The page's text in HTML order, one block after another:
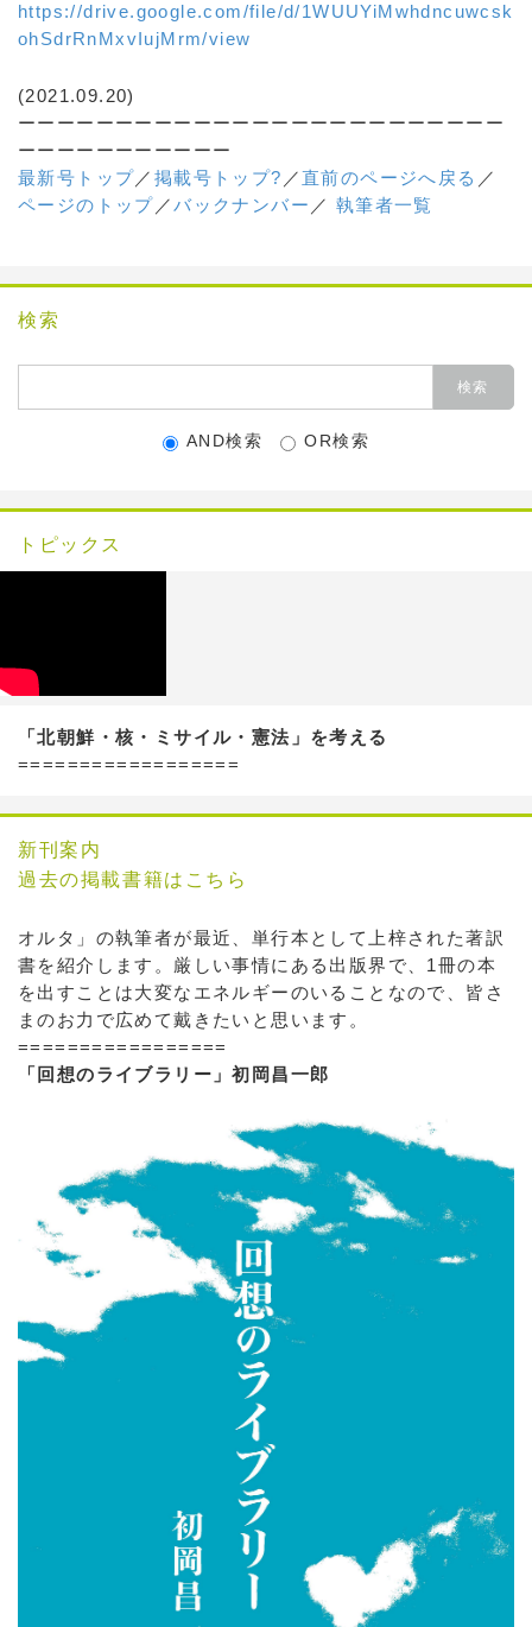
https://drive.google.com/file/d/1WUUYiMwhdncuwcsk
ohSdrRnMxvIujMrm/view
(2021.09.20)
ーーーーーーーーーーーーーーーーーーーーーーーーー
ーーーーーーーーーーー
最新号トップ／ 掲載号トップ? ／直前のページへ戻る ／
ページのトップ ／バックナンバー ／ 執筆者一覧
検索
AND検索 OR検索
トピックス
「北朝鮮・核・ミサイル・憲法」を考える
==================
新刊案内
過去の掲載書籍はこちら
オルタ」の執筆者が最近、単行本として上梓された著訳
書を紹介します。厳しい事情にある出版界で、1冊の本
を出すことは大変なエネルギーのいることなので、皆さ
まのお力で広めて戴きたいと思います。
=================
「回想のライブラリー」初岡昌一郎